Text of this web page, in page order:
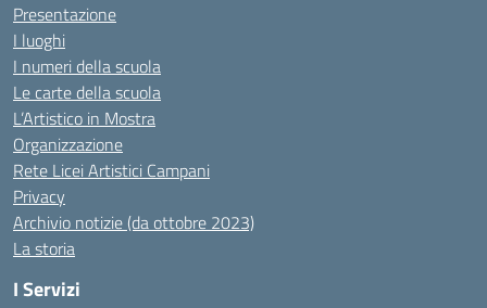
Presentazione
I luoghi
I numeri della scuola
Le carte della scuola
L’Artistico in Mostra
Organizzazione
Rete Licei Artistici Campani
Privacy
Archivio notizie (da ottobre 2023)
La storia
I Servizi